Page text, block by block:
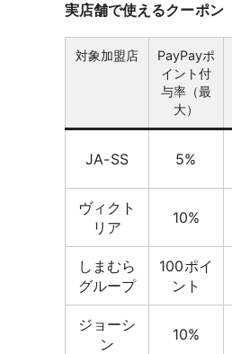
実店舗で使えるクーポン
対象加盟店
PayPayポ
イント付
与率（最
大）
JA-SS 5%
ヴィクト
リア
10%
しまむら
グループ
100ポイ
ント
ジョーシ
ン
10%